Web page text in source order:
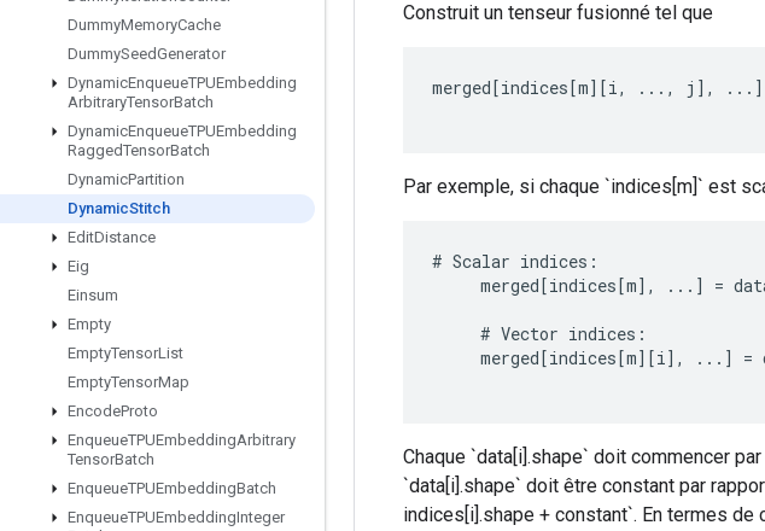
DummyMemoryCache
DummySeedGenerator
DynamicEnqueueTPUEmbedding
ArbitraryTensorBatch
DynamicEnqueueTPUEmbedding
RaggedTensorBatch
DynamicPartition
DynamicStitch
EditDistance
Eig
Einsum
Empty
EmptyTensorList
EmptyTensorMap
EncodeProto
EnqueueTPUEmbeddingArbitrary
TensorBatch
EnqueueTPUEmbeddingBatch
EnqueueTPUEmbeddingInteger
Construit un tenseur fusionné tel que
merged[indices[m][i, ..., j ] , ... ]
Par exemple, si chaque `indices[m]` est
# Scalar indices :
merged[indices[m] , ... ] =
# Vector indices :
merged[indices[m][i] , ... ] =
Chaque `data[i].shape` doit commencer
`data[i].shape` doit être constant par
indices[i].shape + constant`. En termes